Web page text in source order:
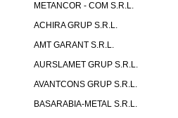
METANCOR - COM S.R.L.
ACHIRA GRUP S.R.L.
AMT GARANT S.R.L.
AURSLAMET GRUP S.R.L.
AVANTCONS GRUP S.R.L.
BASARABIA-METAL S.R.L.